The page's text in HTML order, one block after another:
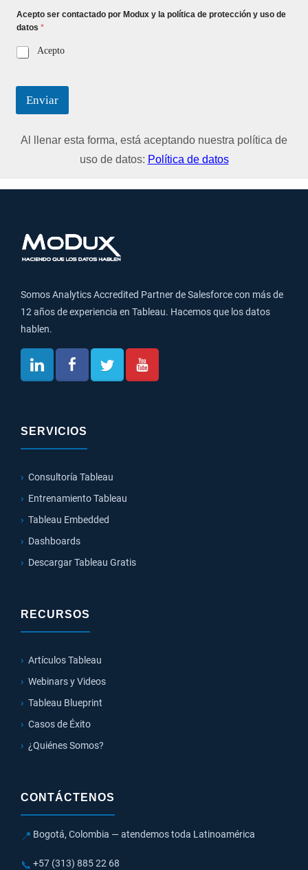
Acepto ser contactado por Modux y la política de protección y uso de
datos *
Acepto
Enviar
Al llenar esta forma, está aceptando nuestra política de
uso de datos: Política de datos
Somos Analytics Accredited Partner de Salesforce con más de
12 años de experiencia en Tableau. Hacemos que los datos
hablen.
SERVICIOS
Consultoría Tableau
Entrenamiento Tableau
Tableau Embedded
Dashboards
Descargar Tableau Gratis
RECURSOS
Artículos Tableau
Webinars y Videos
Tableau Blueprint
Casos de Éxito
¿Quiénes Somos?
CONTÁCTENOS
📍 Bogotá, Colombia — atendemos toda Latinoamérica
📞 +57 (313) 885 22 68